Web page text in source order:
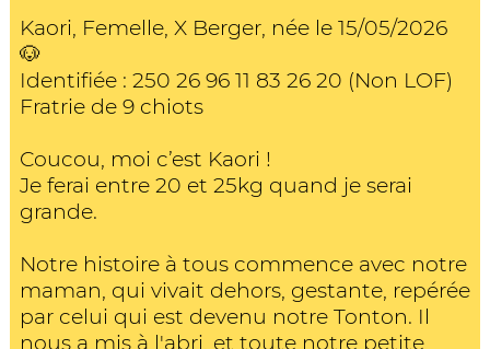
Kaori, Femelle, X Berger, née le 15/05/2026
🐶
Identifiée : 250 26 96 11 83 26 20 (Non LOF)
Fratrie de 9 chiots
Coucou, moi c’est Kaori !
Je ferai entre 20 et 25kg quand je serai
grande.
Notre histoire à tous commence avec notre
maman, qui vivait dehors, gestante, repérée
par celui qui est devenu notre Tonton. Il
nous a mis à l'abri, et toute notre petite